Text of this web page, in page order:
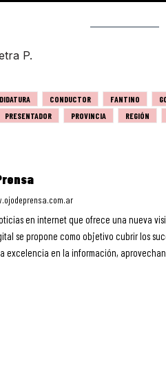
P.
CONDUCTOR FANTINO
PRESENTADOR PROVINCIA REGIÓN
en internet que ofrece una nueva
se propone como objetivo cubrir los
excelencia en la información,